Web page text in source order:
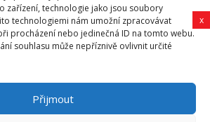
zařízení, technologie jako jsou soubory
technologiemi nám umožní zpracovávat
procházení nebo jedinečná ID na tomto webu.
souhlasu může nepříznivě ovlivnit určité
Přijmout
Vysočina-news.cz
z Vysočiny
x